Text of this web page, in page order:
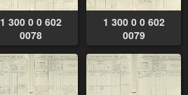
1 300 0 0 602
0078
1 300 0 0 602
0079